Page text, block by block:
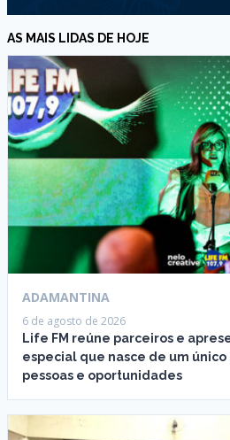
AS MAIS LIDAS DE HOJE
ADAMANTINA
6 de agosto de 2026
Life FM reúne parceiros e
especial que nasce de um
pessoas e oportunidades